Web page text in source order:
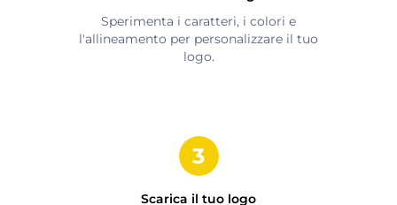
Sperimenta i caratteri, i colori e
l'allineamento per personalizzare il tuo
logo.
Scarica il tuo logo